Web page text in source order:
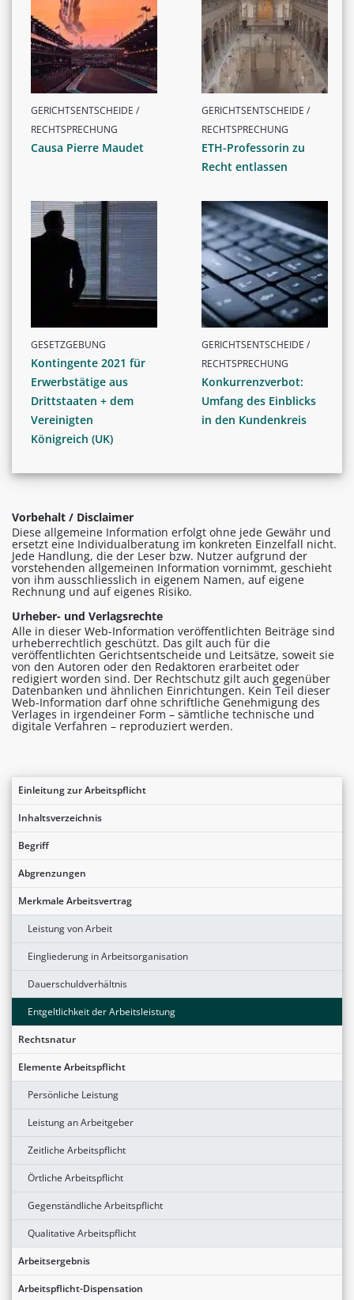
Einleitung zur Arbeitspflicht
Inhaltsverzeichnis
Begriff
Abgrenzungen
Merkmale Arbeitsvertrag
Leistung von Arbeit
Eingliederung in Arbeitsorganisation
Dauerschuldverhältnis
Entgeltlichkeit der Arbeitsleistung
Rechtsnatur
Elemente Arbeitspflicht
Persönliche Leistung
Leistung an Arbeitgeber
Zeitliche Arbeitspflicht
Örtliche Arbeitspflicht
Gegenständliche Arbeitspflicht
Qualitative Arbeitspflicht
Arbeitsergebnis
Arbeitspflicht-Dispensation
GERICHTSENTSCHEIDE /
RECHTSPRECHUNG
Causa Pierre Maudet
GERICHTSENTSCHEIDE /
RECHTSPRECHUNG
ETH-Professorin zu
Recht entlassen
GESETZGEBUNG
Kontingente 2021 für
Erwerbstätige aus
Drittstaaten + dem
Vereinigten
Königreich (UK)
GERICHTSENTSCHEIDE /
RECHTSPRECHUNG
Konkurrenzverbot:
Umfang des Einblicks
in den Kundenkreis
Vorbehalt / Disclaimer
Diese allgemeine Information erfolgt ohne jede Gewähr und
ersetzt eine Individualberatung im konkreten Einzelfall nicht.
Jede Handlung, die der Leser bzw. Nutzer aufgrund der
vorstehenden allgemeinen Information vornimmt, geschieht
von ihm ausschliesslich in eigenem Namen, auf eigene
Rechnung und auf eigenes Risiko.
Urheber- und Verlagsrechte
Alle in dieser Web-Information veröffentlichten Beiträge sind
urheberrechtlich geschützt. Das gilt auch für die
veröffentlichten Gerichtsentscheide und Leitsätze, soweit sie
von den Autoren oder den Redaktoren erarbeitet oder
redigiert worden sind. Der Rechtschutz gilt auch gegenüber
Datenbanken und ähnlichen Einrichtungen. Kein Teil dieser
Web-Information darf ohne schriftliche Genehmigung des
Verlages in irgendeiner Form – sämtliche technische und
digitale Verfahren – reproduziert werden.